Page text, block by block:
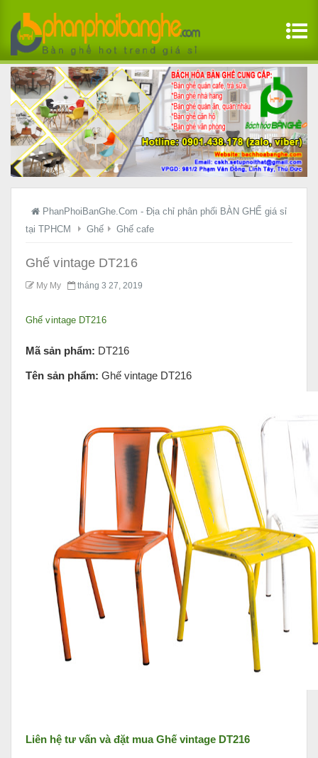
PhanPhoiBanGhe.Com - Địa chỉ phân phối BÀN GHẾ giá sỉ
tại TPHCM
Ghế Ghế cafe
Ghế vintage DT216
My My tháng 3 27, 2019
Ghế vintage DT216
Mã sản phẩm: DT216
Tên sản phẩm: Ghế vintage DT216
Liên hệ tư vấn và đặt muaGhế vintage DT216